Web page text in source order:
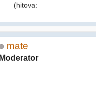
(hitova:
mate
Moderator